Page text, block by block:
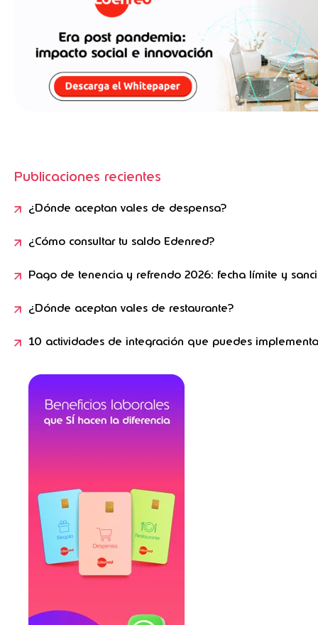
Publicaciones recientes
¿Dónde aceptan vales de despensa?
¿Cómo consultar tu saldo Edenred?
Pago de tenencia y refrendo 2026: fecha límite y
¿Dónde aceptan vales de restaurante?
10 actividades de integración que puedes